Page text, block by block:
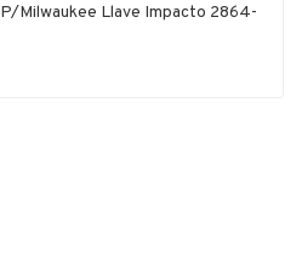
milwaukee Llave Impacto 2864-